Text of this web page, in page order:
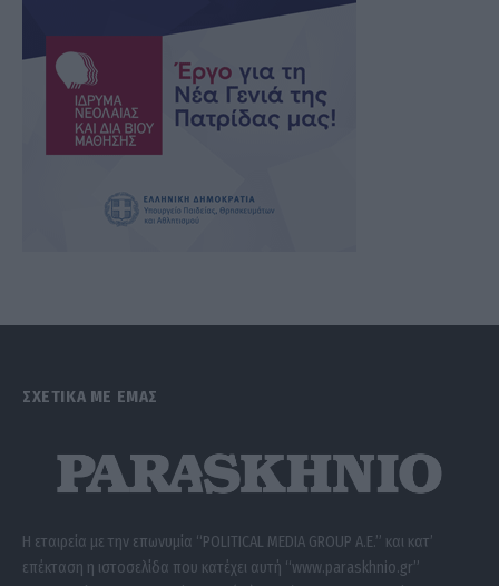
ΣΧΕΤΙΚΑ ΜΕ ΕΜΑΣ
Η εταιρεία με την επωνυμία “POLITICAL MEDIA GROUP A.E.” και κατ’
επέκταση η ιστοσελίδα που κατέχει αυτή “www.paraskhnio.gr”